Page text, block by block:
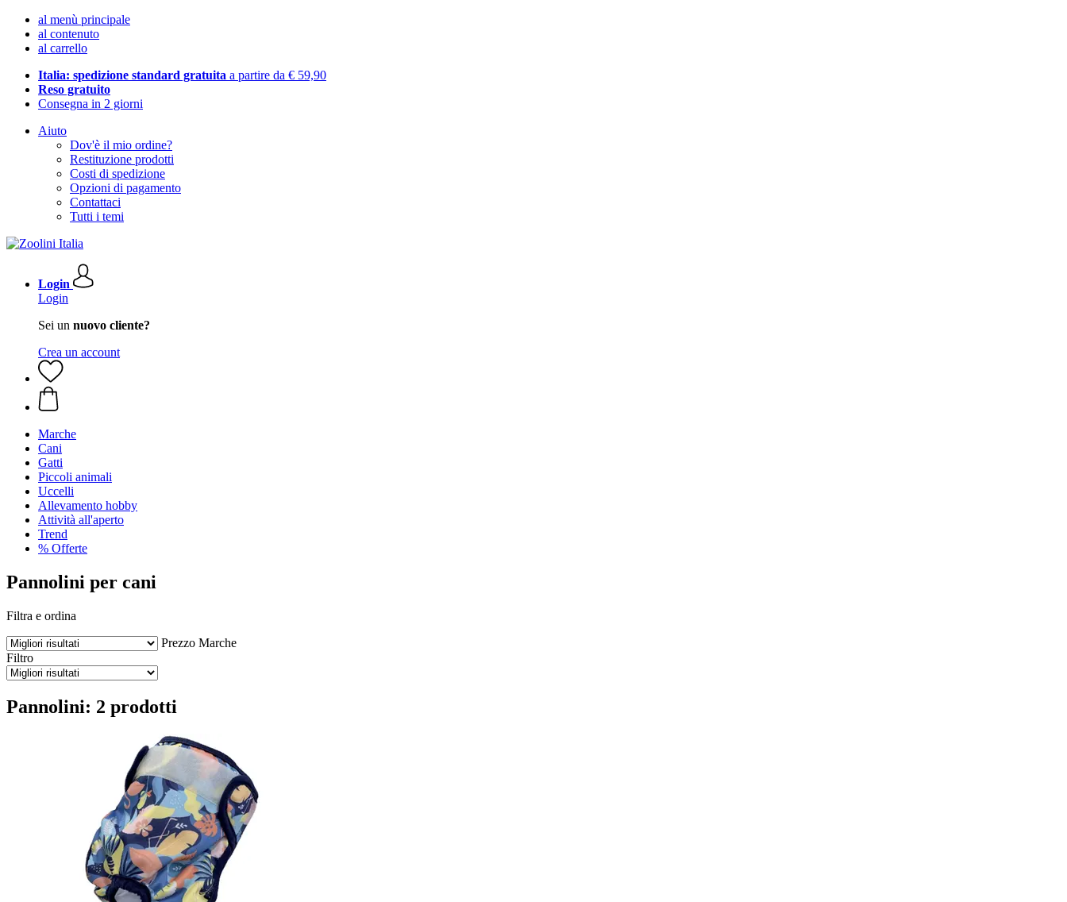
al menù principale
al contenuto
al carrello
Italia: spedizione standard gratuita a partire da € 59,90
Reso gratuito
Consegna in 2 giorni
Aiuto
Dov'è il mio ordine?
Restituzione prodotti
Costi di spedizione
Opzioni di pagamento
Contattaci
Tutti i temi
Login
Login
Sei un nuovo cliente?
Crea un account
Marche
Cani
Gatti
Piccoli animali
Uccelli
Allevamento hobby
Attività all'aperto
Trend
% Offerte
Pannolini per cani
Filtra e ordina
Prezzo Marche
Filtro
Pannolini: 2 prodotti